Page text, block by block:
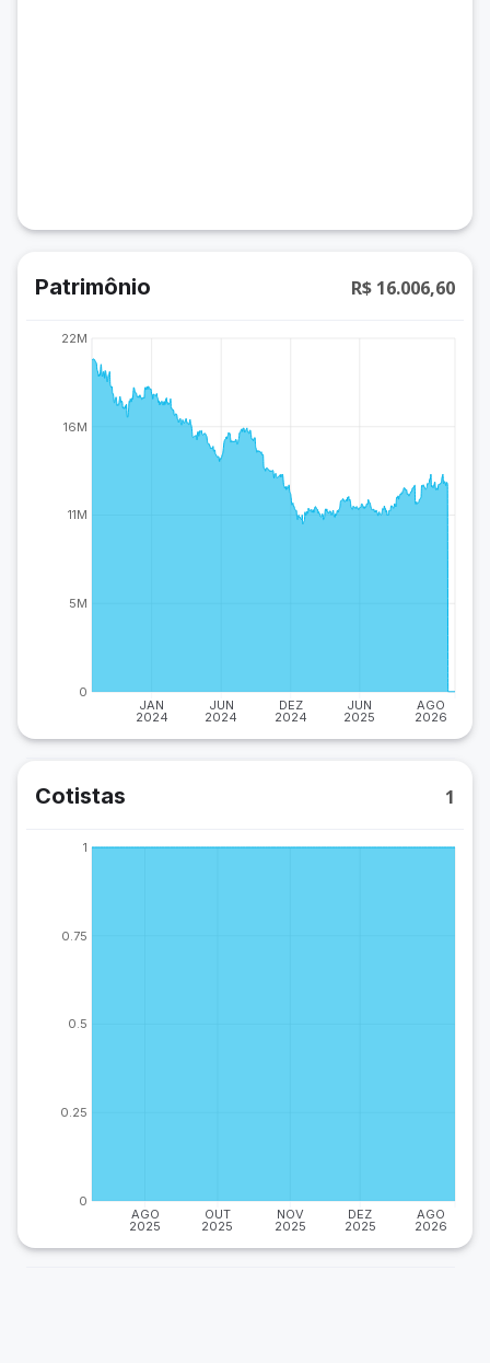
Patrimônio R$ 16.006,60
JAN
2024
JUN
2024
DEZ
2024
JUN
2025
AGO
2026
0
5M
11M
16M
22M
Cotistas 1
AGO
2025
OUT
2025
NOV
2025
DEZ
2025
AGO
2026
0
0.25
0.5
0.75
1